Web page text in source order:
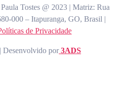
Tostes @ 2023 | Matriz: Rua
000 – Itapuranga, GO, Brasil |
de Privacidade
Desenvolvido por3ADS